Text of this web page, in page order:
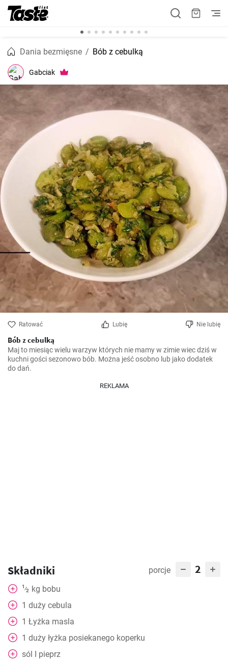
Dania bezmięsne Bób z cebulką
Gabciak
Ratować Lubię Nie lubię
Bób z cebulką
Maj to miesiąc wielu warzyw których nie mamy w zimie wiec dziś w
kuchni gości sezonowo bób. Można jeść osobno lub jako dodatek
do dań.
REKLAMA
Składniki porcje 2
1⁄2 kg bobu
1 duży cebula
1 Łyżka masla
1 duży łyżka posiekanego koperku
sól I pieprz